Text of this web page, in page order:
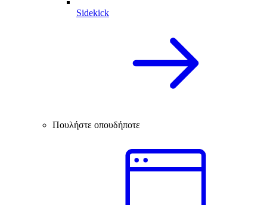
Sidekick
Πουλήστε οπουδήποτε